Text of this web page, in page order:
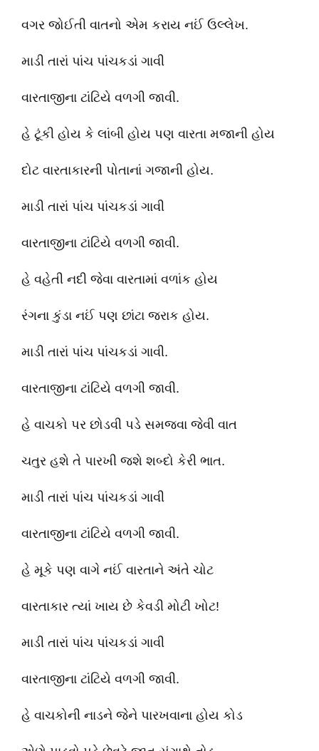
વગર જોઈતી વાતનો એમ કરાય નઈં ઉલ્લેખ.
માડી તારાં પાંચ પાંચકડાં ગાવી
વારતાજીના ટાંટિયે વળગી જાવી.
હે ટૂંકી હોય કે લાંબી હોય પણ વારતા મજાની હોય
દોટ વારતાકારની પોતાનાં ગજાની હોય.
માડી તારાં પાંચ પાંચકડાં ગાવી
વારતાજીના ટાંટિયે વળગી જાવી.
હે વહેતી નદી જેવા વારતામાં વળાંક હોય
રંગના કુંડા નઈં પણ છાંટા જરાક હોય.
માડી તારાં પાંચ પાંચકડાં ગાવી.
વારતાજીના ટાંટિયે વળગી જાવી.
હે વાચકો પર છોડવી પડે સમજવા જેવી વાત
ચતુર હશે તે પારખી જશે શબ્દો કેરી ભાત.
માડી તારાં પાંચ પાંચકડાં ગાવી
વારતાજીના ટાંટિયે વળગી જાવી.
હે મૂકે પણ વાગે નઈં વારતાને અંતે ચોટ
વારતાકાર ત્યાં ખાય છે કેવડી મોટી ખોટ!
માડી તારાં પાંચ પાંચકડાં ગાવી
વારતાજીના ટાંટિયે વળગી જાવી.
હે વાચકોની નાડને જેને પારખવાના હોય કોડ